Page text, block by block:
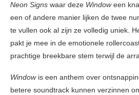
Neon Signs waar deze Windoween
een of andere manier lijken de twee
te vullen ook al zijn ze volledig uniek.
pakt je mee in de emotionele
prachtige breekbare stem terwijl de
Windowis een anthem over
betere soundtrack kunnen verzinnen